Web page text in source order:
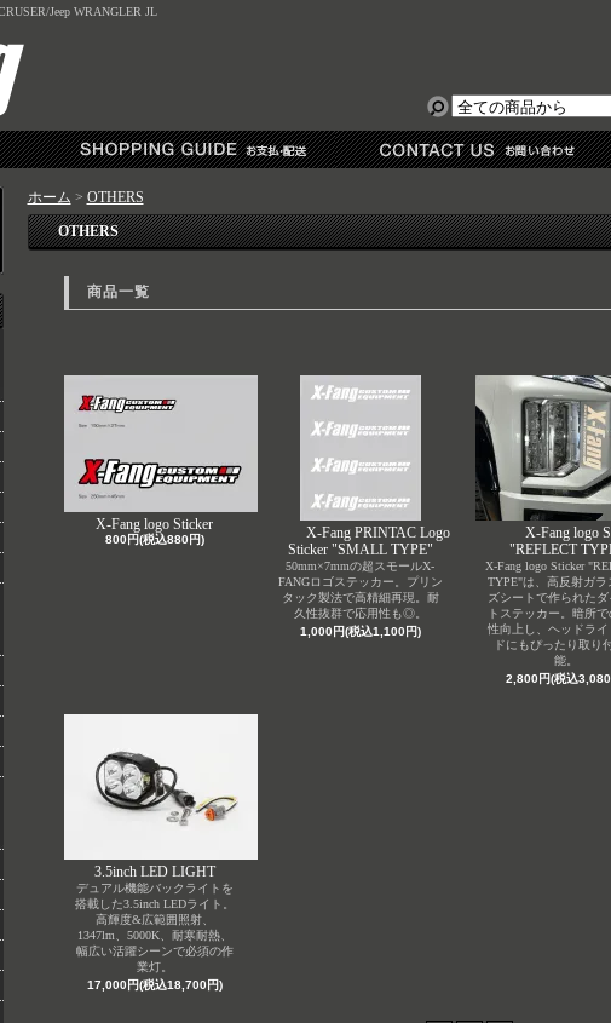
Jeep WRANGLER JL
ホーム > OTHERS
OTHERS
商品一覧
X-Fang logo Sticker
800円(税込880円)
X-Fang PRINTAC Logo
Sticker "SMALL TYPE"
50mm×7mmの超スモールX-
FANGロゴステッカー。プリン
タック製法で高精細再現。耐
久性抜群で応用性も◎。
1,000円(税込1,100円)
X-Fang logo
"REFLECT
X-Fang logo Sticker
TYPE"は、高反射ガラ
ズシートで作られたダ
トステッカー。暗所
性向上し、ヘッドライ
ドにもぴったり取り
能。
2,800円(税込
3.5inch LED LIGHT
デュアル機能バックライトを
搭載した3.5inch LEDライト。
高輝度&広範囲照射、
1347lm、5000K、耐寒耐熱、
幅広い活躍シーンで必須の作
業灯。
17,000円(税込18,700円)